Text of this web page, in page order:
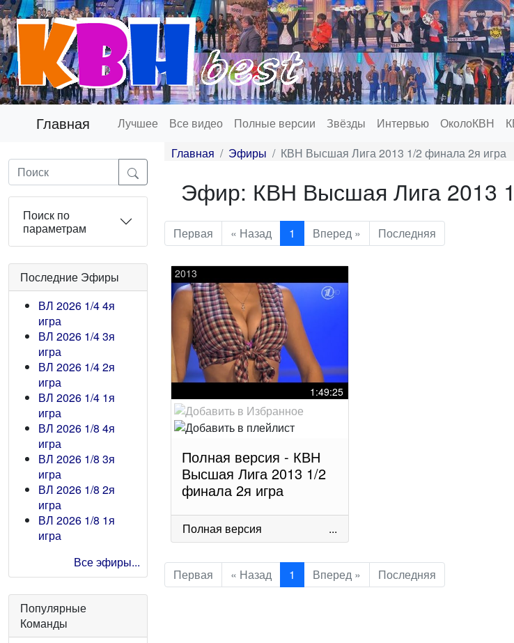
Главная Лучшее Все видео Полные версии Звёзды Интервью ОколоКВН
Поиск по
параметрам
Последние Эфиры
ВЛ 2026 1/4 4я
игра
ВЛ 2026 1/4 3я
игра
ВЛ 2026 1/4 2я
игра
ВЛ 2026 1/4 1я
игра
ВЛ 2026 1/8 4я
игра
ВЛ 2026 1/8 3я
игра
ВЛ 2026 1/8 2я
игра
ВЛ 2026 1/8 1я
игра
Все эфиры...
Популярные
Команды
Главная Эфиры КВН Высшая Лига 2013 1/2 финала 2я игра
Эфир: КВН Высшая Лига 2013
Первая « Назад 1 Вперед » Последняя
2013
1:49:25
Полная версия - КВН
Высшая Лига 2013 1/2
финала 2я игра
Полная версия ...
Первая « Назад 1 Вперед » Последняя